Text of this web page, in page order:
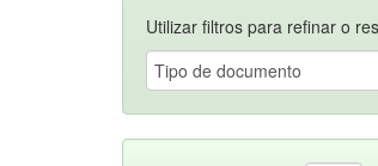
Utilizar filtros para refinar o